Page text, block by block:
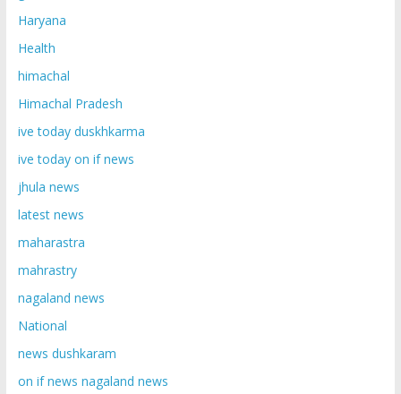
Haryana
Health
himachal
Himachal Pradesh
ive today duskhkarma
ive today on if news
jhula news
latest news
maharastra
mahrastry
nagaland news
National
news dushkaram
on if news nagaland news